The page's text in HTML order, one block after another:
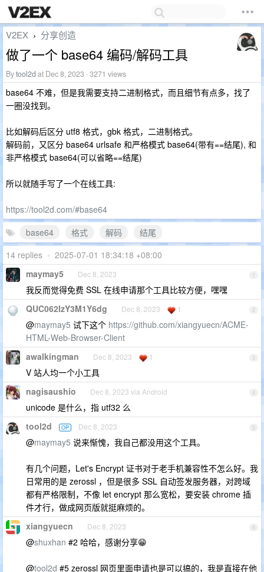
V2EX › 分享创造
做了一个 base64 编码/解码工具
Bytool2d at Dec 8, 2023 · 3271 views
base64 不难，但是我需要支持二进制格式，而且细节有点多，找了
一圈没找到。
比如解码后区分 utf8 格式，gbk 格式，二进制格式。
解码前，又区分 base64 urlsafe 和严格模式 base64(带有==结尾), 和
非严格模式 base64(可以省略==结尾)
所以就随手写了一个在线工具:
https://tool2d.com/#base64
base64
格式 解码
结尾
14 replies • 2025-07-01 18:34:18 +08:00
1
maymay5 Dec 8, 2023
我反而觉得免费 SSL 在线申请那个工具比较方便，嘿嘿
2
QUC062IzY3M1Y6dg Dec 8, 2023 1
@maymay5 试下这个 https://github.com/xiangyuecn/ACME-
HTML-Web-Browser-Client
3
awalkingman Dec 8, 2023 1
V 站人均一个小工具
4
nagisaushio Dec 8, 2023 via Android
unicode 是什么，指 utf32 么
5
tool2d OP Dec 8, 2023
@maymay5 说来惭愧，我自己都没用这个工具。
有几个问题，Let's Encrypt 证书对于老手机兼容性不怎么好。我
日常用的是 zerossl ，但是很多 SSL 自动签发服务器，对跨域
都有严格限制，不像 let encrypt 那么宽松，要安装 chrome 插
件才行，做成网页版就挺麻烦的。
6
xiangyuecn Dec 8, 2023
@shuxhan #2 哈哈，感谢分享😁
@tool2d #5 zerossl 网页里面申请也是可以搞的，我是直接在他